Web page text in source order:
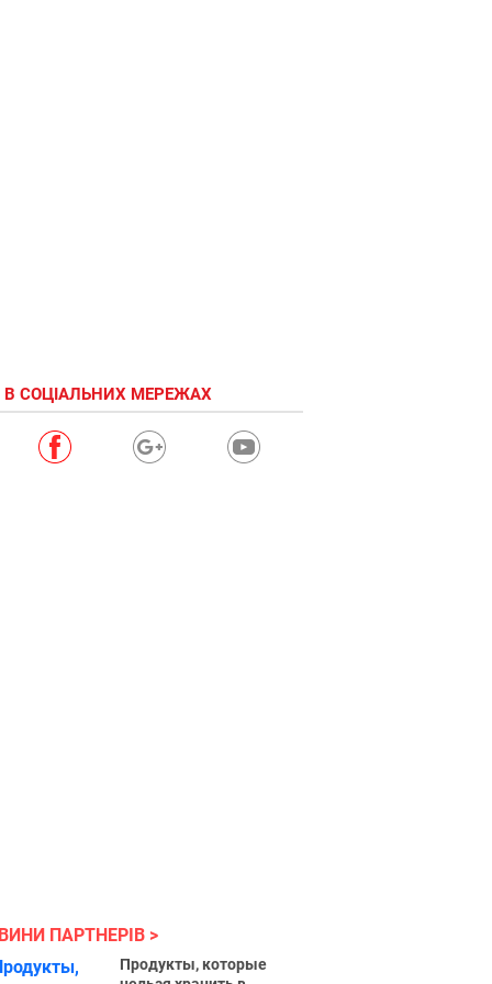
СОЦІАЛЬНИХ МЕРЕЖАХ
ПАРТНЕРІВ
Продукты, которые